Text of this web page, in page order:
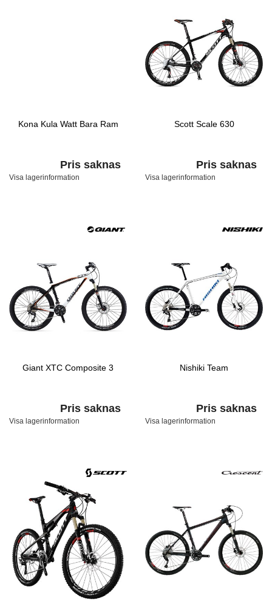
Kona Kula Watt Bara Ram
Pris saknas
Visa lagerinformation
Scott Scale 630
Pris saknas
Visa lagerinformation
Giant XTC Composite 3
Pris saknas
Visa lagerinformation
Nishiki Team
Pris saknas
Visa lagerinformation